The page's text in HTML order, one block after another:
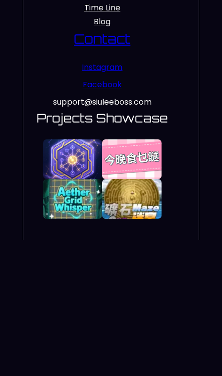
Time Line
Blog
Contact
Instagram
Facebook
support@siuleeboss.com
Projects Showcase